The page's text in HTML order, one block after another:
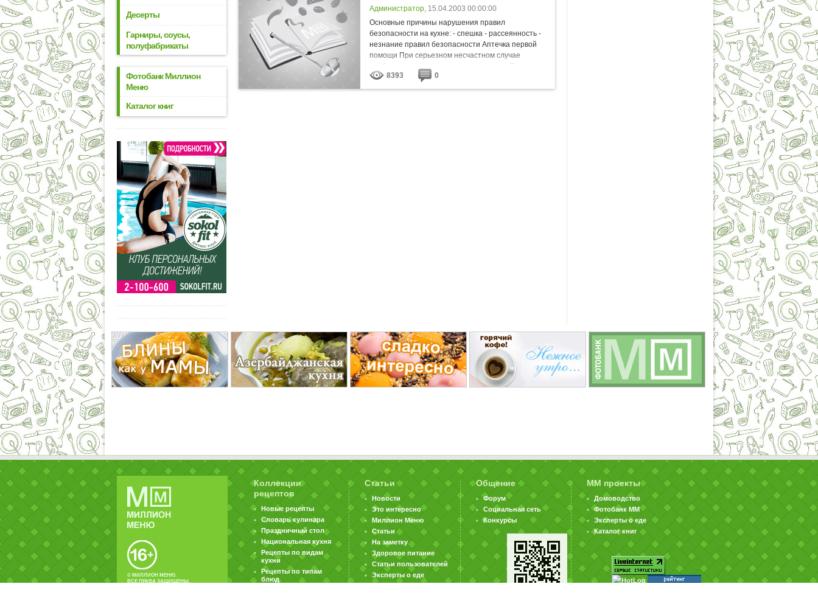
Десерты
Гарниры, соусы,
полуфабрикаты
Фотобанк Миллион
Меню
Каталог книг
Администратор, 15.04.2003 00:00:00
Основные причины нарушения правил
безопасности на кухне: - спешка - рассеянность -
незнание правил безопасности Аптечка первой
помощи При серьезном несчастном случае
необходимо вызвать «скорую помощь». Если
есть подозрение на перелом, ни в коем случае
не перемещают...
8393 0
© МИЛЛИОН МЕНЮ.
ВСЕ ПРАВА ЗАЩИЩЕНЫ.
Коллекции
рецептов
Новые рецепты
Словарь кулинара
Праздничный стол
Национальная кухня
Рецепты по видам
кухни
Рецепты по типам
блюд
Статьи
Новости
Это интересно
Миллион Меню
Статьи
На заметку
Здоровое питание
Статьи пользователей
Эксперты о еде
Общение
Форум
Социальная сеть
Конкурсы
ММ проекты
Домоводство
Фотобанк ММ
Эксперты о еде
Каталог книг